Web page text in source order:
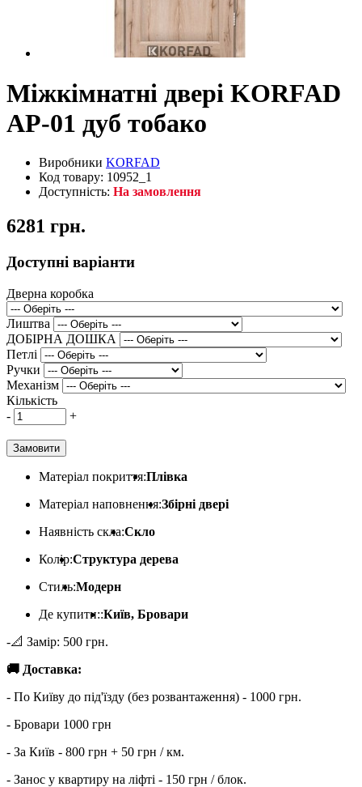
Міжкімнатні двері KORFAD
АР-01 дуб тобако
Виробники KORFAD
Код товару: 10952_1
Доступність: На замовлення
6281 грн.
Доступні варіанти
Дверна коробка
Лиштва
ДОБІРНА ДОШКА
Петлі
Ручки
Механізм
Кількість
-
+
Замовити
Матеріал покриття:Плівка
Матеріал наповнення:Збірні двері
Наявність скла:Скло
Колір:Структура дерева
Стиль:Модерн
Де купити::Київ, Бровари
-📐 Замір: 500 грн.
🚚 Доставка:
- По Київу до під'їзду (без розвантаження) - 1000 грн.
- Бровари 1000 грн
- За Київ - 800 грн + 50 грн / км.
- Занос у квартиру на ліфті - 150 грн / блок.